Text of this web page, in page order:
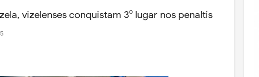
vizelenses conquistam 3⁰ lugar nos penaltis